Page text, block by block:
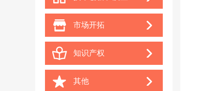
市场开拓
知识产权
其他